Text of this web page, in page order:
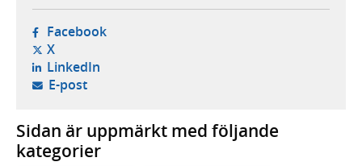
Facebook- öppnas i ny flik, extern webbplats,
X- öppnas i ny flik, extern webbplats,
LinkedIn- öppnas i ny flik, extern webbplats,
E-post- öppnar din e-postklient,
Sidan är uppmärkt med följande
kategorier